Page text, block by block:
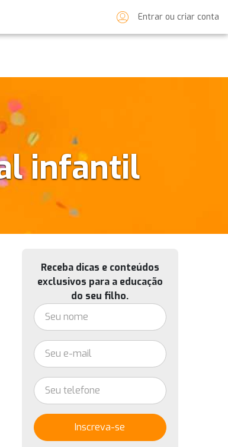
Entrar ou criar conta
infantil
Receba dicas e conteúdos
exclusivos para a educação
do seu filho.
Inscreva-se